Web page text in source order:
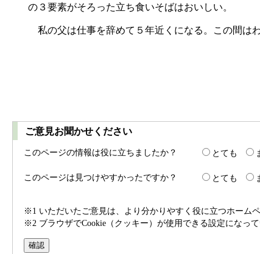
の３要素がそろった立ち食いそばはおいしい。
私の父は仕事を辞めて５年近くになる。この間は
ご意見お聞かせください
このページの情報は役に立ちましたか？ とても
このページは見つけやすかったですか？
とても
※1 いただいたご意見は、より分かりやすく役に立つホーム
※2 ブラウザでCookie（クッキー）が使用できる設定になっ